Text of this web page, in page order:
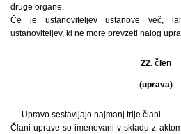
druge organe.
Če je ustanoviteljev ustanove več,
ustanoviteljev, ki ne more prevzeti nalog
22. člen
(uprava)
Upravo sestavljajo najmanj trije člani.
Člani uprave so imenovani v skladu z